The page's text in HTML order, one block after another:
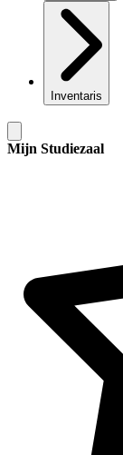
Inventaris
Mijn Studiezaal